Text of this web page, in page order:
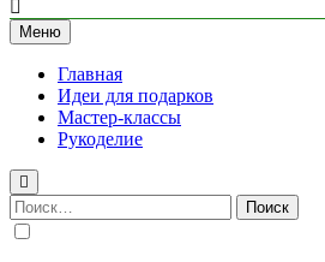
Меню
Главная
Идеи для подарков
Мастер-классы
Рукоделие
Найти: